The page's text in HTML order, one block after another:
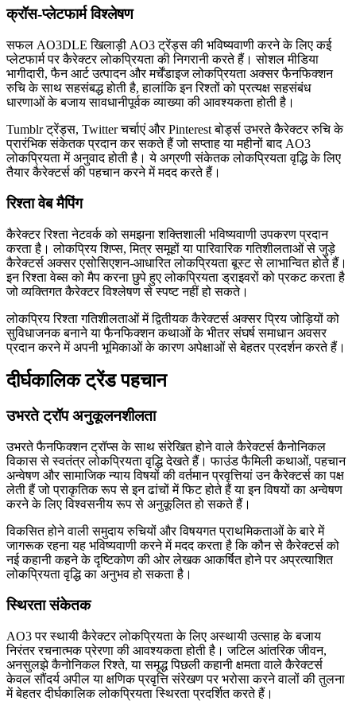
क्रॉस-प्लेटफार्म विश्लेषण
सफल AO3DLE खिलाड़ी AO3 ट्रेंड्स की भविष्यवाणी करने के लिए कई
प्लेटफार्म पर कैरेक्टर लोकप्रियता की निगरानी करते हैं। सोशल मीडिया
भागीदारी, फैन आर्ट उत्पादन और मर्चेंडाइज लोकप्रियता अक्सर फैनफिक्शन
रुचि के साथ सहसंबद्ध होती है, हालांकि इन रिश्तों को प्रत्यक्ष सहसंबंध
धारणाओं के बजाय सावधानीपूर्वक व्याख्या की आवश्यकता होती है।
Tumblr ट्रेंड्स, Twitter चर्चाएं और Pinterest बोर्ड्स उभरते कैरेक्टर रुचि के
प्रारंभिक संकेतक प्रदान कर सकते हैं जो सप्ताह या महीनों बाद AO3
लोकप्रियता में अनुवाद होती है। ये अग्रणी संकेतक लोकप्रियता वृद्धि के लिए
तैयार कैरेक्टर्स की पहचान करने में मदद करते हैं।
रिश्ता वेब मैपिंग
कैरेक्टर रिश्ता नेटवर्क को समझना शक्तिशाली भविष्यवाणी उपकरण प्रदान
करता है। लोकप्रिय शिप्स, मित्र समूहों या पारिवारिक गतिशीलताओं से जुड़े
कैरेक्टर्स अक्सर एसोसिएशन-आधारित लोकप्रियता बूस्ट से लाभान्वित होते हैं।
इन रिश्ता वेब्स को मैप करना छुपे हुए लोकप्रियता ड्राइवरों को प्रकट करता है
जो व्यक्तिगत कैरेक्टर विश्लेषण से स्पष्ट नहीं हो सकते।
लोकप्रिय रिश्ता गतिशीलताओं में द्वितीयक कैरेक्टर्स अक्सर प्रिय जोड़ियों को
सुविधाजनक बनाने या फैनफिक्शन कथाओं के भीतर संघर्ष समाधान अवसर
प्रदान करने में अपनी भूमिकाओं के कारण अपेक्षाओं से बेहतर प्रदर्शन करते हैं।
दीर्घकालिक ट्रेंड पहचान
उभरते ट्रॉप अनुकूलनशीलता
उभरते फैनफिक्शन ट्रॉप्स के साथ संरेखित होने वाले कैरेक्टर्स कैनोनिकल
विकास से स्वतंत्र लोकप्रियता वृद्धि देखते हैं। फाउंड फैमिली कथाओं, पहचान
अन्वेषण और सामाजिक न्याय विषयों की वर्तमान प्रवृत्तियां उन कैरेक्टर्स का पक्ष
लेती हैं जो प्राकृतिक रूप से इन ढांचों में फिट होते हैं या इन विषयों का अन्वेषण
करने के लिए विश्वसनीय रूप से अनुकूलित हो सकते हैं।
विकसित होने वाली समुदाय रुचियों और विषयगत प्राथमिकताओं के बारे में
जागरूक रहना यह भविष्यवाणी करने में मदद करता है कि कौन से कैरेक्टर्स को
नई कहानी कहने के दृष्टिकोण की ओर लेखक आकर्षित होने पर अप्रत्याशित
लोकप्रियता वृद्धि का अनुभव हो सकता है।
स्थिरता संकेतक
AO3 पर स्थायी कैरेक्टर लोकप्रियता के लिए अस्थायी उत्साह के बजाय
निरंतर रचनात्मक प्रेरणा की आवश्यकता होती है। जटिल आंतरिक जीवन,
अनसुलझे कैनोनिकल रिश्ते, या समृद्ध पिछली कहानी क्षमता वाले कैरेक्टर्स
केवल सौंदर्य अपील या क्षणिक प्रवृत्ति संरेखण पर भरोसा करने वालों की तुलना
में बेहतर दीर्घकालिक लोकप्रियता स्थिरता प्रदर्शित करते हैं।